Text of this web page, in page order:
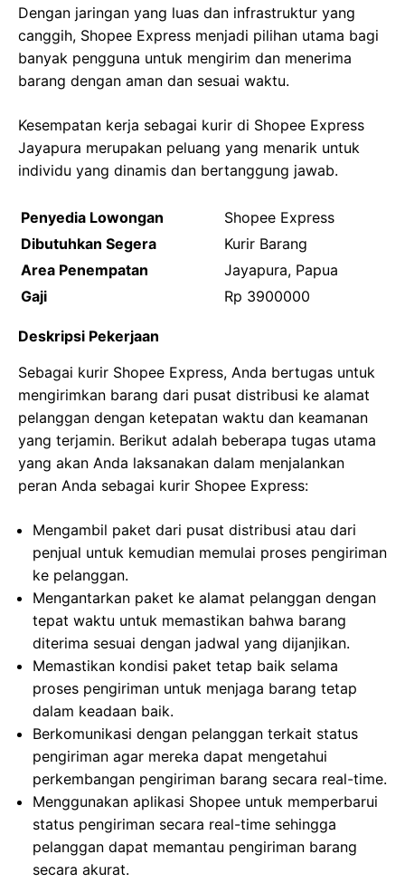
Dengan jaringan yang luas dan infrastruktur yang
canggih, Shopee Express menjadi pilihan utama bagi
banyak pengguna untuk mengirim dan menerima
barang dengan aman dan sesuai waktu.
Kesempatan kerja sebagai kurir di Shopee Express
Jayapura merupakan peluang yang menarik untuk
individu yang dinamis dan bertanggung jawab.
Penyedia Lowongan
Shopee Express
Dibutuhkan Segera
Kurir Barang
Area Penempatan
Jayapura, Papua
Gaji
Rp 3900000
Deskripsi Pekerjaan
Sebagai kurir Shopee Express, Anda bertugas untuk
mengirimkan barang dari pusat distribusi ke alamat
pelanggan dengan ketepatan waktu dan keamanan
yang terjamin. Berikut adalah beberapa tugas utama
yang akan Anda laksanakan dalam menjalankan
peran Anda sebagai kurir Shopee Express:
Mengambil paket dari pusat distribusi atau dari
penjual untuk kemudian memulai proses pengiriman
ke pelanggan.
Mengantarkan paket ke alamat pelanggan dengan
tepat waktu untuk memastikan bahwa barang
diterima sesuai dengan jadwal yang dijanjikan.
Memastikan kondisi paket tetap baik selama
proses pengiriman untuk menjaga barang tetap
dalam keadaan baik.
Berkomunikasi dengan pelanggan terkait status
pengiriman agar mereka dapat mengetahui
perkembangan pengiriman barang secara real-time.
Menggunakan aplikasi Shopee untuk memperbarui
status pengiriman secara real-time sehingga
pelanggan dapat memantau pengiriman barang
secara akurat.